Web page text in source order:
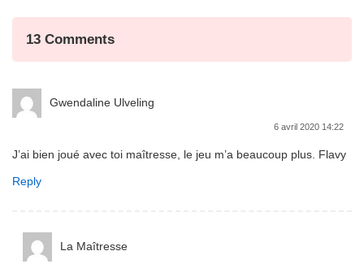
13 Comments
Gwendaline Ulveling
6 avril 2020 14:22
J’ai bien joué avec toi maîtresse, le jeu m’a beaucoup plus. Flavy
Reply
La Maîtresse